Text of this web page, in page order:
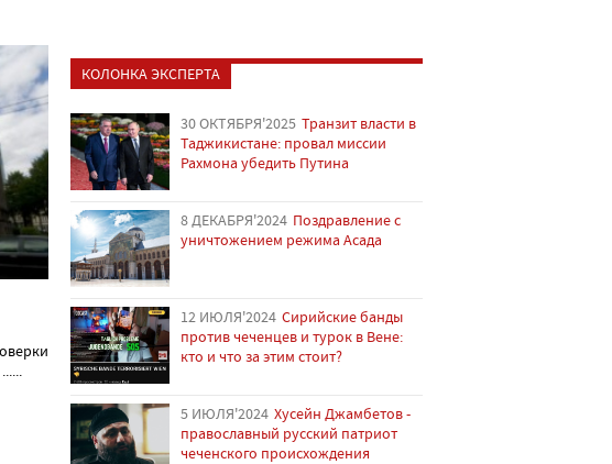
КОЛОНКА ЭКСПЕРТА
30 ОКТЯБРЯ'2025 Транзит власти в
Таджикистане: провал миссии
Рахмона убедить Путина
8 ДЕКАБРЯ'2024 Поздравление с
уничтожением режима Асада
12 ИЮЛЯ'2024 Сирийские банды
против чеченцев и турок в Вене:
кто и что за этим стоит?
5 ИЮЛЯ'2024 Хусейн Джамбетов -
православный русский патриот
чеченского происхождения